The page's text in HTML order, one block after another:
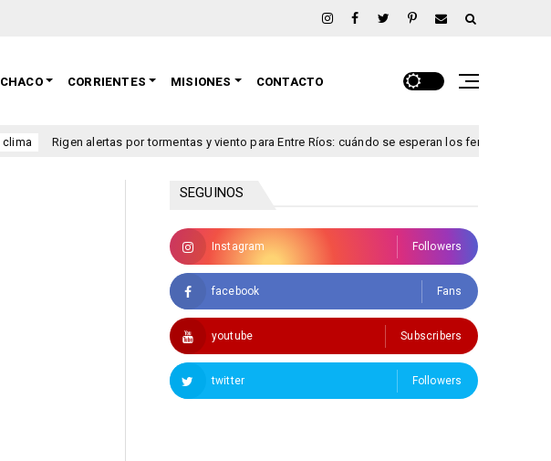
CHACO CORRIENTES MISIONES CONTACTO
Rigen alertas por tormentas y viento para Entre Ríos: cuándo se esperan los fenómenos más intensos
SEGUINOS
Instagram Followers
facebook Fans
youtube Subscribers
twitter Followers